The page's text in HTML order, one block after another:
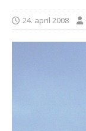
24. april 2008